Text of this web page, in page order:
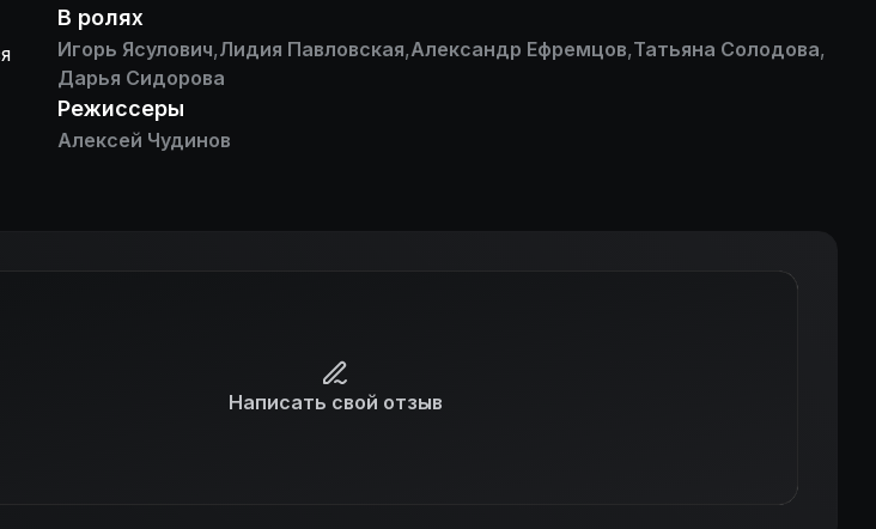
В ролях
Игорь Ясулович,Лидия Павловская,Александр Ефремцов,Татьяна Солодова,
Дарья Сидорова
Режиссеры
Алексей Чудинов
Написать свой отзыв